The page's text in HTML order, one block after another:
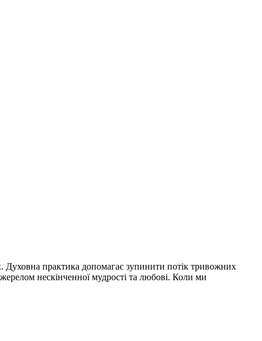
практика допомагає зупинити потік тривожних
нескінченної мудрості та любові. Коли ми